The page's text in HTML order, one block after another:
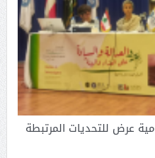
عرض للتحديات المرتبطة